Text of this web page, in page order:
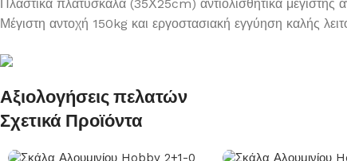
Πλαστικά πλατύσκαλα (35Χ25cm) αντιολισθητικά μέγιστης
Μέγιστη αντοχή 150kg και εργοστασιακή εγγύηση καλής
Αξιολογήσεις πελατών
Σχετικά Προϊόντα